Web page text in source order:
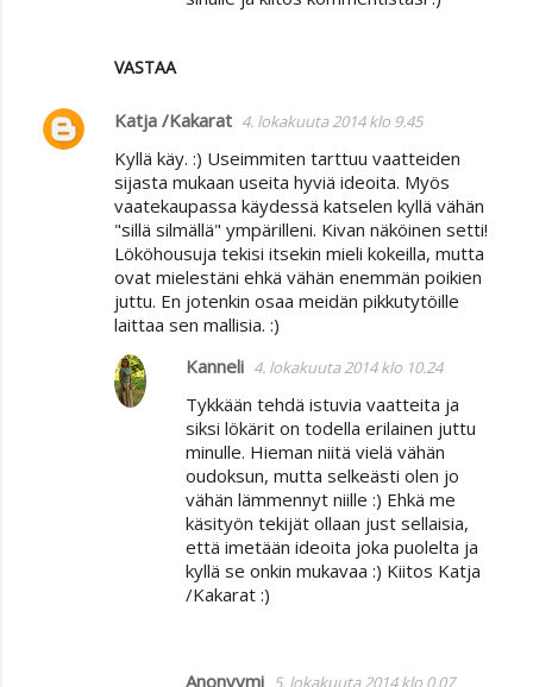
VASTAA
Katja /Kakarat 4. lokakuuta 2014 klo 9.45
Kyllä käy. :) Useimmiten tarttuu vaatteiden
sijasta mukaan useita hyviä ideoita. Myös
vaatekaupassa käydessä katselen kyllä vähän
"sillä silmällä" ympärilleni. Kivan näköinen setti!
Lököhousuja tekisi itsekin mieli kokeilla, mutta
ovat mielestäni ehkä vähän enemmän poikien
juttu. En jotenkin osaa meidän pikkutytöille
laittaa sen mallisia. :)
Kanneli 4. lokakuuta 2014 klo 10.24
Tykkään tehdä istuvia vaatteita ja
siksi lökärit on todella erilainen juttu
minulle. Hieman niitä vielä vähän
oudoksun, mutta selkeästi olen jo
vähän lämmennyt niille :) Ehkä me
käsityön tekijät ollaan just sellaisia,
että imetään ideoita joka puolelta ja
kyllä se onkin mukavaa :) Kiitos Katja
/Kakarat :)
Anonyymi 5. lokakuuta 2014 klo 0.07